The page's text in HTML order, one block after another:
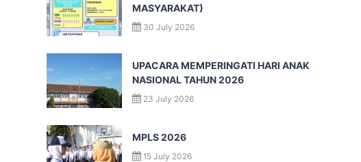
MASYARAKAT)
30 July 2026
UPACARA MEMPERINGATI HARI ANAK
NASIONAL TAHUN 2026
23 July 2026
MPLS 2026
15 July 2026